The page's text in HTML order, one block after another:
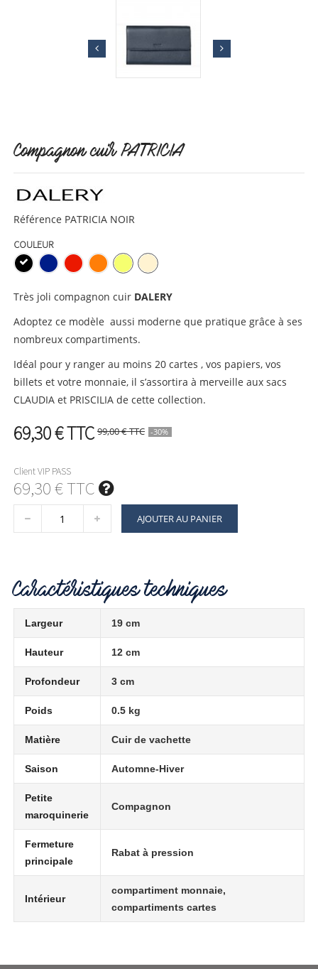
Compagnon cuir PATRICIA
Référence PATRICIA NOIR
COULEUR
Très joli compagnon cuir DALERY
Adoptez ce modèle aussi moderne que pratique grâce à ses
nombreux compartiments.
Idéal pour y ranger au moins 20 cartes , vos papiers, vos
billets et votre monnaie, il s’assortira à merveille aux sacs
CLAUDIA et PRISCILIA de cette collection.
99,00 €TTC
69,30 €TTC -30%
Client VIP PASS
69,30 € TTC
AJOUTER AU PANIER
Caractéristiques techniques
Largeur 19 cm
Hauteur 12 cm
Profondeur 3 cm
Poids 0.5 kg
Matière Cuir de vachette
Saison Automne-Hiver
Petite
maroquinerie
Compagnon
Fermeture
principale
Rabat à pression
Intérieur
compartiment monnaie,
compartiments cartes